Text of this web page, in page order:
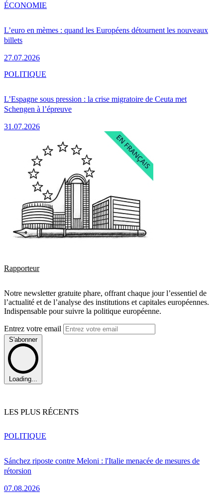
L’euro en mèmes : quand les Européens détournent les nouveaux
billets
27.07.2026
ÉCONOMIE
L’Espagne sous pression : la crise migratoire de Ceuta met
Schengen à l’épreuve
31.07.2026
POLITIQUE
Rapporteur
Notre newsletter gratuite phare, offrant chaque jour l’essentiel de
l’actualité et de l’analyse des institutions et capitales européennes.
Indispensable pour suivre la politique européenne.
Entrez votre email
S'abonner
Loading...
LES PLUS RÉCENTS
Sánchez riposte contre Meloni : l'Italie menacée de mesures de
rétorsion
07.08.2026
POLITIQUE